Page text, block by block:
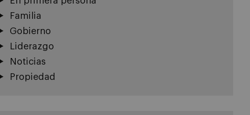
Familia
Gobierno
Liderazgo
Noticias
Propiedad